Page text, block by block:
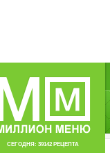
СЕГОДНЯ: 39142 РЕЦЕПТА